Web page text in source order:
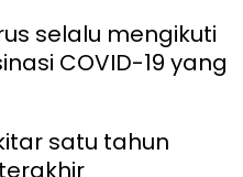
selalu mengikuti
COVID-19 yang
satu tahun